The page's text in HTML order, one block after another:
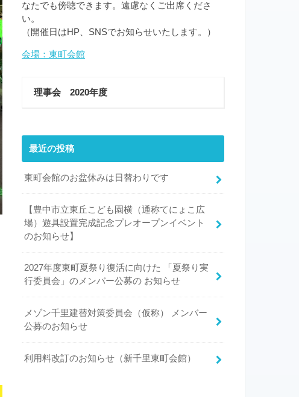
なたでも傍聴できます。遠慮なくご出席くださ
い。
（開催日はHP、SNSでお知らせいたします。）
会場：東町会館
理事会 2020年度
最近の投稿
東町会館のお盆休みは日替わりです
【豊中市立東丘こども園横（通称てにょこ広
場）遊具設置完成記念プレオープンイベント
のお知らせ】
2027年度東町夏祭り復活に向けた 「夏祭り実
行委員会」のメンバー公募の お知らせ
メゾン千里建替対策委員会（仮称） メンバー
公募のお知らせ
利用料改訂のお知らせ（新千里東町会館）